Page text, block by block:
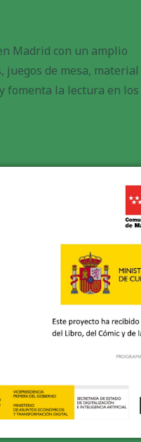
Madrid con un amplio
de mesa, material
fomenta la lectura en los